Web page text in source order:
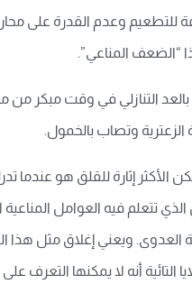
للتطعيم وعدم القدرة على
المناعي”.
بالعد التنازلي في وقت مبكر من
وتصاب بالخمول.
الأكثر إثارة للقلق هو عندما
الذي تتعلم فيه العوامل
العدوى. ويعني إغلاق مثل هذا
التائية أنه لا يمكنها التعرف